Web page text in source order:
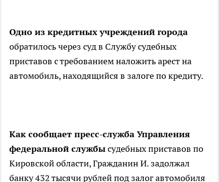
Одно из кредитных учреждений города
обратилось через суд в Службу судебных
приставов с требованием наложить арест на
автомобиль, находящийся в залоге по кредиту.
Как сообщает пресс-служба Управления
федеральной службысудебных приставов по
Кировской области, Гражданин И. задолжал
банку 432 тысячи рублей под залог автомобиля